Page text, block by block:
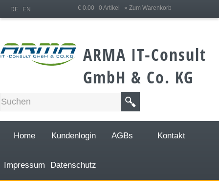
€ 0.00 0 Artikel » Zum Warenkorb
DE EN
ARMA IT-Consult
GmbH & Co. KG
Home Kundenlogin AGBs Kontakt
Impressum Datenschutz